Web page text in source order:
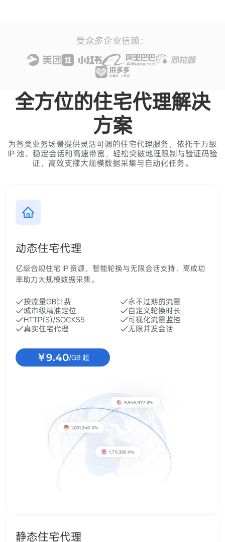
动态住宅代理
亿级合规住宅 IP 资源，智能轮换与无限会话支持，高成功
率助力大规模数据采集。
按流量GB计费
永不过期的流量
城市级精准定位
自定义轮换时长
可视化流量监控
无限并发会话
￥9.40/GB 起
静态住宅代理
来自优质 ISP 的独享静态住宅代理，不限流量，覆盖全球
真实住宅网络，为跨境电商与社交媒体等场景提供稳定支